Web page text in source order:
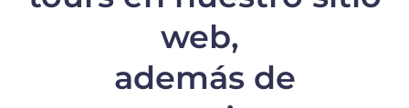
web,
además de